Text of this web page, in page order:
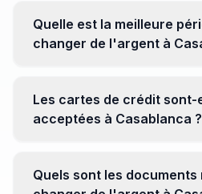
établissements réputés pour
Quelle est la meilleure
changer de l'argent à
soyez attentif aux fluctuations
de vos devises.
Les cartes de crédit sont-
acceptées à Casablanca ?
Cependant, avoir un peu de
Quels sont les